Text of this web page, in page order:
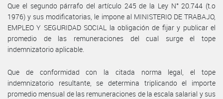
Que el segundo párrafo del artículo 245 de la Ley N° 20.744 (t.o
1976) y sus modificatorias, le impone al MINISTERIO DE TRABAJO,
EMPLEO Y SEGURIDAD SOCIAL la obligación de fijar y publicar el
promedio de las remuneraciones del cual surge el tope
indemnizatorio aplicable.
Que de conformidad con la citada norma legal, el tope
indemnizatorio resultante, se determina triplicando el importe
promedio mensual de las remuneraciones de la escala salarial y sus